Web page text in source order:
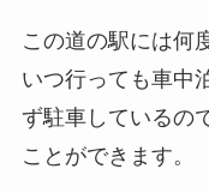
この道の駅には何
いつ行っても車中
ず駐車しているの
ことができます。